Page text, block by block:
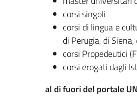
corsi singoli
corsi di lingua e
di Perugia, di
corsi Propedeutici
corsi erogati dagli
al di fuori del portale